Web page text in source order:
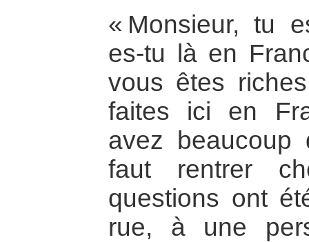
« Monsieur, tu
es-tu là en
vous êtes
faites ici en
avez
faut rentrer
questions ont
rue, à une